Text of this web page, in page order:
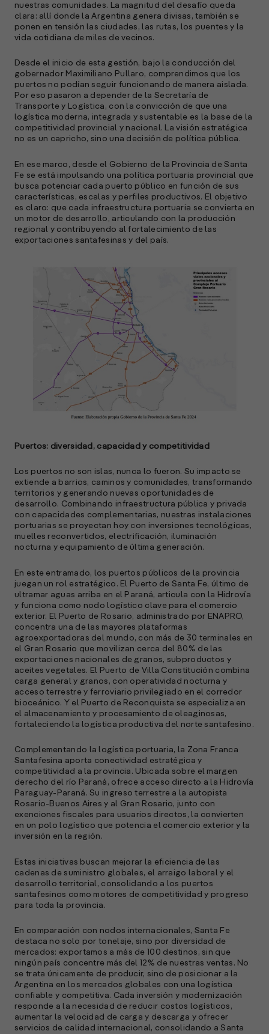
nuestras comunidades. La magnitud del desafío queda
clara: allí donde la Argentina genera divisas, también se
ponen en tensión las ciudades, las rutas, los puentes y la
vida cotidiana de miles de vecinos.
Desde el inicio de esta gestión, bajo la conducción del
gobernador Maximiliano Pullaro, comprendimos que los
puertos no podían seguir funcionando de manera aislada.
Por eso pasaron a depender de la Secretaría de
Transporte y Logística, con la convicción de que una
logística moderna, integrada y sustentable es la base de la
competitividad provincial y nacional. La visión estratégica
no es un capricho, sino una decisión de política pública.
En ese marco, desde el Gobierno de la Provincia de Santa
Fe se está impulsando una política portuaria provincial que
busca potenciar cada puerto público en función de sus
características, escalas y perfiles productivos. El objetivo
es claro: que cada infraestructura portuaria se convierta en
un motor de desarrollo, articulando con la producción
regional y contribuyendo al fortalecimiento de las
exportaciones santafesinas y del país.
Puertos: diversidad, capacidad y competitividad
Los puertos no son islas, nunca lo fueron. Su impacto se
extiende a barrios, caminos y comunidades, transformando
territorios y generando nuevas oportunidades de
desarrollo. Combinando infraestructura pública y privada
con capacidades complementarias, nuestras instalaciones
portuarias se proyectan hoy con inversiones tecnológicas,
muelles reconvertidos, electrificación, iluminación
nocturna y equipamiento de última generación.
En este entramado, los puertos públicos de la provincia
juegan un rol estratégico. El Puerto de Santa Fe, último de
ultramar aguas arriba en el Paraná, articula con la Hidrovía
y funciona como nodo logístico clave para el comercio
exterior. El Puerto de Rosario, administrado por ENAPRO,
concentra una de las mayores plataformas
agroexportadoras del mundo, con más de 30 terminales en
el Gran Rosario que movilizan cerca del 80% de las
exportaciones nacionales de granos, subproductos y
aceites vegetales. El Puerto de Villa Constitución combina
carga general y granos, con operatividad nocturna y
acceso terrestre y ferroviario privilegiado en el corredor
bioceánico. Y el Puerto de Reconquista se especializa en
el almacenamiento y procesamiento de oleaginosas,
fortaleciendo la logística productiva del norte santafesino.
Complementando la logística portuaria, la Zona Franca
Santafesina aporta conectividad estratégica y
competitividad a la provincia. Ubicada sobre el margen
derecho del río Paraná, ofrece acceso directo a la Hidrovía
Paraguay-Paraná. Su ingreso terrestre a la autopista
Rosario-Buenos Aires y al Gran Rosario, junto con
exenciones fiscales para usuarios directos, la convierten
en un polo logístico que potencia el comercio exterior y la
inversión en la región.
Estas iniciativas buscan mejorar la eficiencia de las
cadenas de suministro globales, el arraigo laboral y el
desarrollo territorial, consolidando a los puertos
santafesinos como motores de competitividad y progreso
para toda la provincia.
En comparación con nodos internacionales, Santa Fe
destaca no solo por tonelaje, sino por diversidad de
mercados: exportamos a más de 100 destinos, sin que
ningún país concentre más del 12% de nuestras ventas. No
se trata únicamente de producir, sino de posicionar a la
Argentina en los mercados globales con una logística
confiable y competitiva. Cada inversión y modernización
responde a la necesidad de reducir costos logísticos,
aumentar la velocidad de carga y descarga y ofrecer
servicios de calidad internacional, consolidando a Santa